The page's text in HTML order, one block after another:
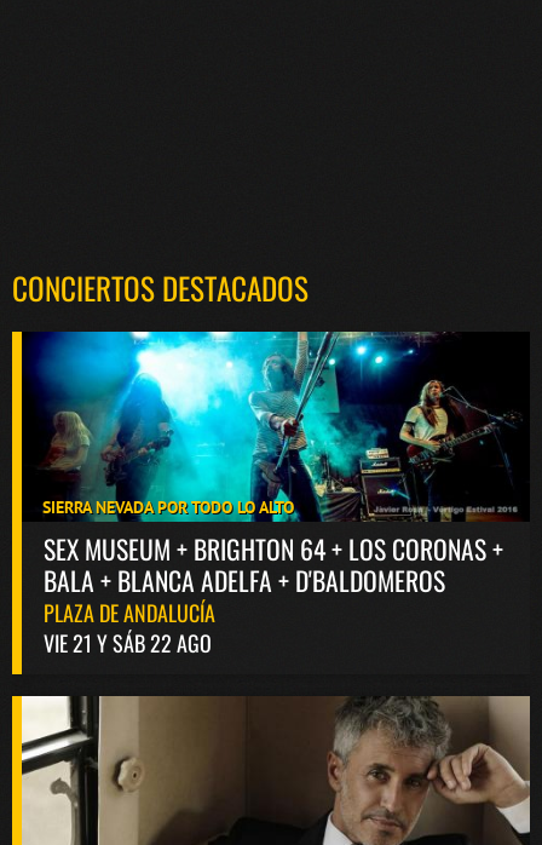
CONCIERTOS DESTACADOS
SIERRA NEVADA POR TODO LO ALTO
SEX MUSEUM + BRIGHTON 64 + LOS CORONAS +
BALA + BLANCA ADELFA + D'BALDOMEROS
PLAZA DE ANDALUCÍA
VIE 21 Y SÁB 22 AGO